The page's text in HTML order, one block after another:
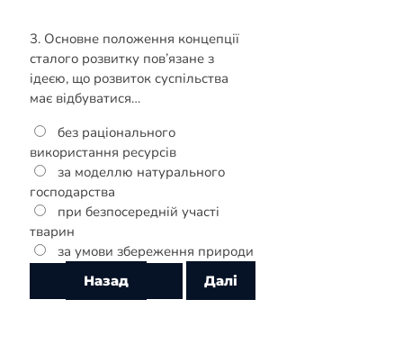
3. Основне положення концепції
сталого розвитку пов’язане з
ідеєю, що розвиток суспільства
має відбуватися…
без раціонального
використання ресурсів
за моделлю натурального
господарства
при безпосередній участі
тварин
за умови збереження природи